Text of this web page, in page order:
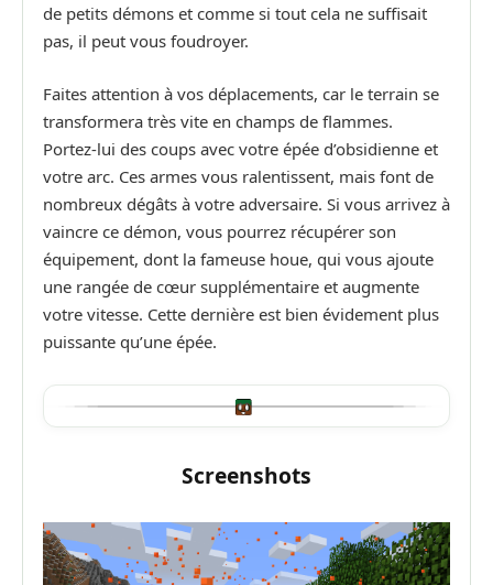
de petits démons et comme si tout cela ne suffisait
pas, il peut vous foudroyer.
Faites attention à vos déplacements, car le terrain se
transformera très vite en champs de flammes.
Portez-lui des coups avec votre épée d’obsidienne et
votre arc. Ces armes vous ralentissent, mais font de
nombreux dégâts à votre adversaire. Si vous arrivez à
vaincre ce démon, vous pourrez récupérer son
équipement, dont la fameuse houe, qui vous ajoute
une rangée de cœur supplémentaire et augmente
votre vitesse. Cette dernière est bien évidement plus
puissante qu’une épée.
Screenshots